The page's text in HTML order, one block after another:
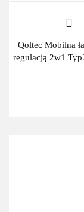
Qoltec Mobilna
regulacją 2w1